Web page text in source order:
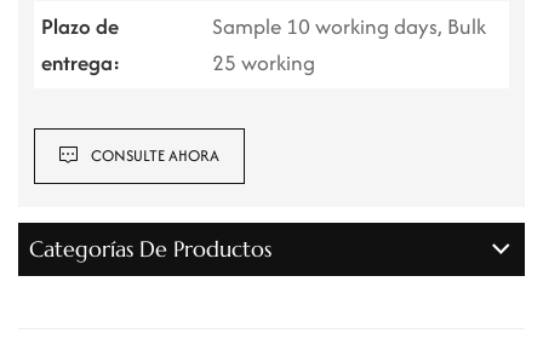
Plazo de
entrega:
Sample 10 working days, Bulk
25 working
CONSULTE AHORA
Categorías De Productos